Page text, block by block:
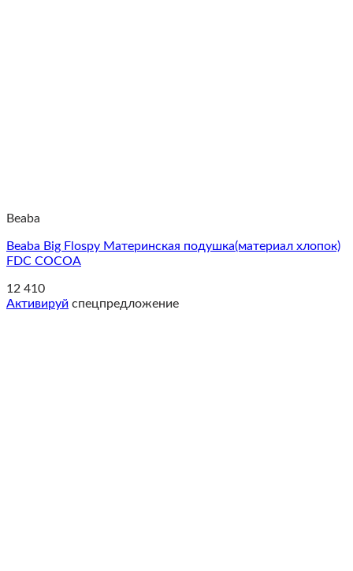
Beaba
Beaba Big Flospy Материнская подушка(материал хлопок)
FDC COCOA
12 410
Активируй спецпредложение